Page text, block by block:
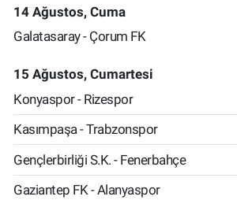
14 Ağustos, Cuma
Galatasaray - Çorum FK
15 Ağustos, Cumartesi
Konyaspor - Rizespor
Kasımpaşa - Trabzonspor
Gençlerbirliği S.K. - Fenerbahçe
Gaziantep FK - Alanyaspor